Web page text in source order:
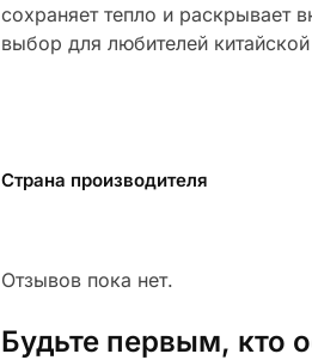
сохраняет тепло и
выбор для любителей
Страна производителя
Отзывов пока нет.
Будьте первым, кто